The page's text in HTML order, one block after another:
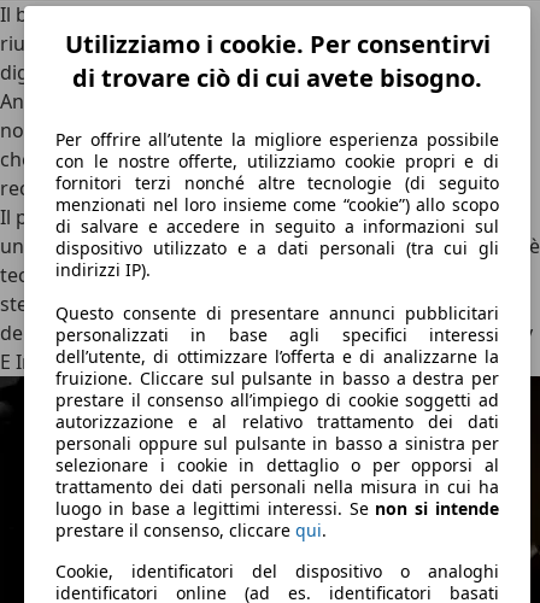
Utilizziamo i cookie. Per consentirvi
di trovare ciò di cui avete bisogno.
Per offrire all’utente la migliore esperienza possibile
con le nostre offerte, utilizziamo cookie propri e di
fornitori terzi nonché altre tecnologie (di seguito
menzionati nel loro insieme come “cookie”) allo scopo
di salvare e accedere in seguito a informazioni sul
dispositivo utilizzato e a dati personali (tra cui gli
indirizzi IP).
Questo consente di presentare annunci pubblicitari
personalizzati in base agli specifici interessi
dell’utente, di ottimizzare l’offerta e di analizzarne la
fruizione. Cliccare sul pulsante in basso a destra per
prestare il consenso all’impiego di cookie soggetti ad
autorizzazione e al relativo trattamento dei dati
personali oppure sul pulsante in basso a sinistra per
selezionare i cookie in dettaglio o per opporsi al
trattamento dei dati personali nella misura in cui ha
luogo in base a legittimi interessi. Se non si intende
prestare il consenso, cliccare qui.
Cookie, identificatori del dispositivo o analoghi
identificatori online (ad es. identificatori basati
Il binnacle davanti al guidatore è uno degli elementi più
riusciti: tre strumenti circolari che mescolano analogico e
digitale, con una qualità quasi da orologio meccanico.
Anche il volante guarda al passato Ferrari
, ma senza
nostalgia: sottile, preciso, più vicino alle sportive storiche
che ai volanti spessi e pieni di pulsanti di molte auto
recenti.
Il pannello centrale orientabile, montato su uno snodo, è
uno di quei dettagli che raccontano bene il progetto. Non è
tecnologia messa in mostra, ma tecnologia resa fisica. Lo
stesso vale per i comandi del clima, per le bocchette
dell’aria, per il selettore di guida e per la chiave con display
E Ink, che trasforma l’accensione in un piccolo rituale.